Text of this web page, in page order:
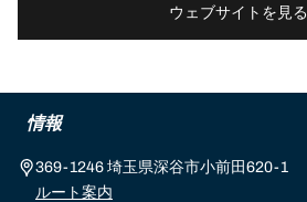
ウェブサイトを見る
情報
369-1246 埼玉県深谷市小前田620-1
ルート案内